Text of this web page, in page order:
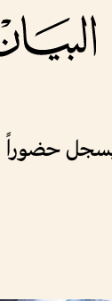
حضوراً